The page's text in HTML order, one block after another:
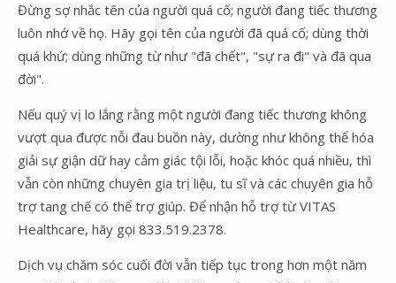
Đừng sợ nhắc tên của người quá cố; người đang tiếc thương
luôn nhớ về họ. Hãy gọi tên của người đã quá cố; dùng thời
quá khứ; dùng những từ như "đã chết", "sự ra đi" và đã qua
đời".
Nếu quý vị lo lắng rằng một người đang tiếc thương không
vượt qua được nỗi đau buồn này, dường như không thể hóa
giải sự giận dữ hay cảm giác tội lỗi, hoặc khóc quá nhiều, thì
vẫn còn những chuyên gia trị liệu, tu sĩ và các chuyên gia hỗ
trợ tang chế có thể trợ giúp. Để nhận hỗ trợ từ VITAS
Healthcare, hãy gọi 833.519.2378.
Dịch vụ chăm sóc cuối đời vẫn tiếp tục trong hơn một năm